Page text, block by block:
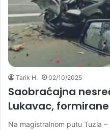
Tarik H. 02/10/2025
Saobraćajna
Lukavac,
Na magistralnom putu Tuzla